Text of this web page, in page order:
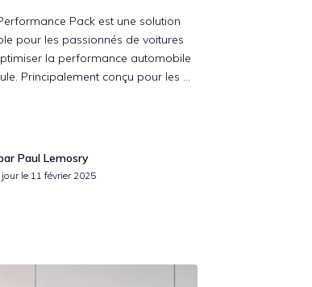
Pack est une solution
pour les passionnés de voitures
la performance automobile
Principalement conçu pour les …
Paul Lemosry
le 11 février 2025